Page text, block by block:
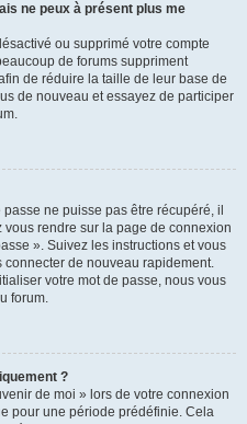
ne peux à présent plus me
ou supprimé votre compte
de forums suppriment
de réduire la taille de leur base de
de nouveau et essayez de participer
ne puisse pas être récupéré, il
rendre sur la page de connexion
». Suivez les instructions et vous
de nouveau rapidement.
votre mot de passe, nous vous
forum.
?
de moi » lors de votre connexion
pour une période prédéfinie. Cela